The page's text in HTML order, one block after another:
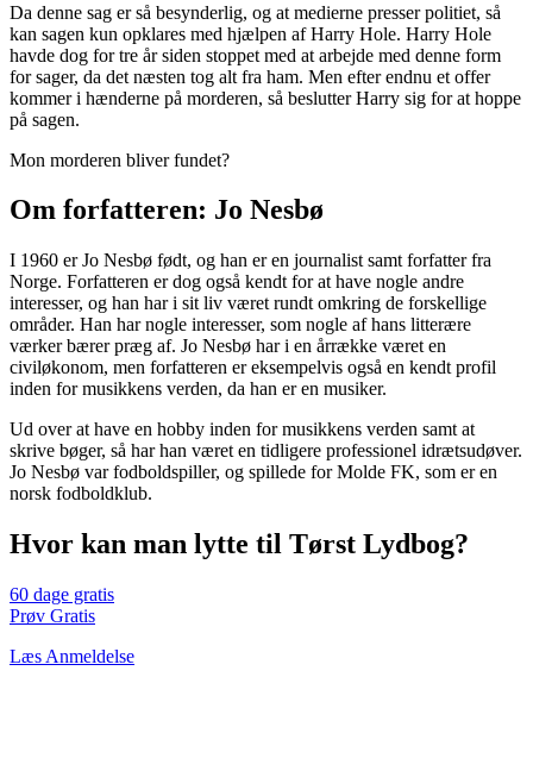
Da denne sag er så besynderlig, og at medierne presser politiet, så
kan sagen kun opklares med hjælpen af Harry Hole. Harry Hole
havde dog for tre år siden stoppet med at arbejde med denne form
for sager, da det næsten tog alt fra ham. Men efter endnu et offer
kommer i hænderne på morderen, så beslutter Harry sig for at hoppe
på sagen.
Mon morderen bliver fundet?
Om forfatteren: Jo Nesbø
I 1960 er Jo Nesbø født, og han er en journalist samt forfatter fra
Norge. Forfatteren er dog også kendt for at have nogle andre
interesser, og han har i sit liv været rundt omkring de forskellige
områder. Han har nogle interesser, som nogle af hans litterære
værker bærer præg af. Jo Nesbø har i en årrække været en
civiløkonom, men forfatteren er eksempelvis også en kendt profil
inden for musikkens verden, da han er en musiker.
Ud over at have en hobby inden for musikkens verden samt at
skrive bøger, så har han været en tidligere professionel idrætsudøver.
Jo Nesbø var fodboldspiller, og spillede for Molde FK, som er en
norsk fodboldklub.
Hvor kan man lytte til Tørst Lydbog?
60 dage gratis
Prøv Gratis
Læs Anmeldelse